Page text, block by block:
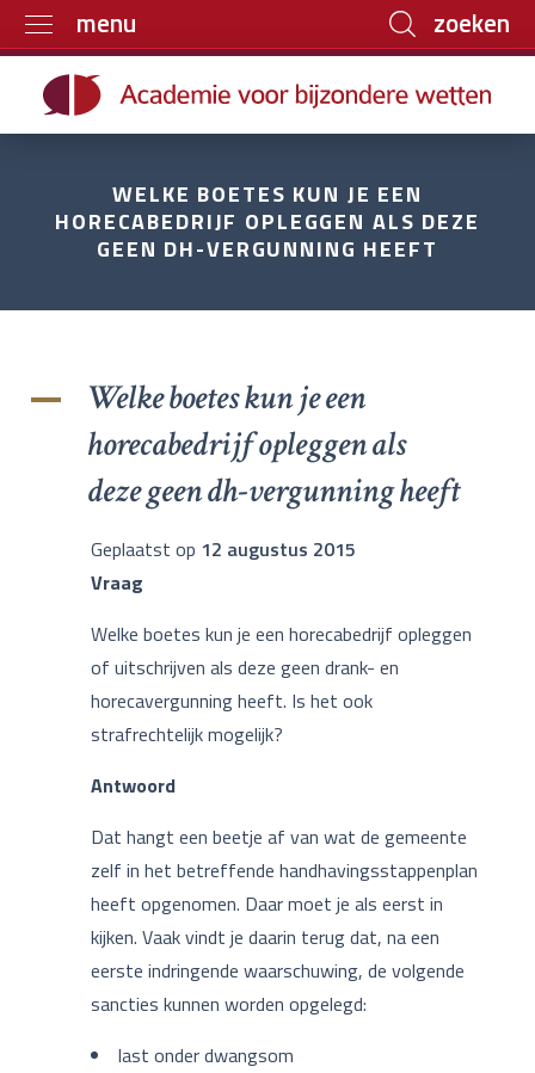
menu zoeken
Home
E-learning
WELKE BOETES KUN JE EEN
HORECABEDRIJF OPLEGGEN ALS DEZE
GEEN DH-VERGUNNING HEEFT
A
Welke boetes kun je een
horecabedrijf opleggen als
deze geen dh-vergunning heeft
Geplaatst op 12 augustus 2015
Vraag
Welke boetes kun je een horecabedrijf opleggen
of uitschrijven als deze geen drank- en
horecavergunning heeft. Is het ook
strafrechtelijk mogelijk?
Antwoord
Dat hangt een beetje af van wat de gemeente
zelf in het betreffende handhavingsstappenplan
heeft opgenomen. Daar moet je als eerst in
kijken. Vaak vindt je daarin terug dat, na een
eerste indringende waarschuwing, de volgende
sancties kunnen worden opgelegd:
last onder dwangsom